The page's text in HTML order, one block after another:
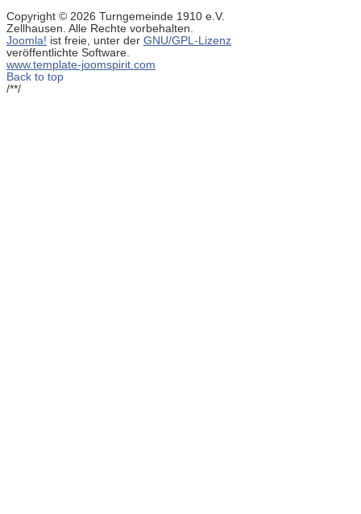
Copyright © 2026 Turngemeinde 1910 e.V.
Zellhausen. Alle Rechte vorbehalten.
Joomla! ist freie, unter der GNU/GPL-Lizenz
veröffentlichte Software.
www.template-joomspirit.com
Back to top
/**/